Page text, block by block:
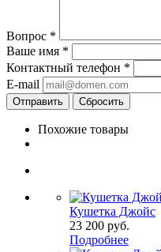
Вопрос *
Ваше имя *
Контактный телефон *
E-mail
Сбросить
Похожие товары
Кушетка Джойс
23 200 руб.
Подробнее